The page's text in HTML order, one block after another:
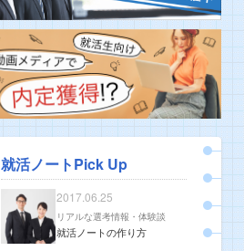
就活ノートPick Up
2017.06.25
リアルな選考情報・体験談
就活ノートの作り方